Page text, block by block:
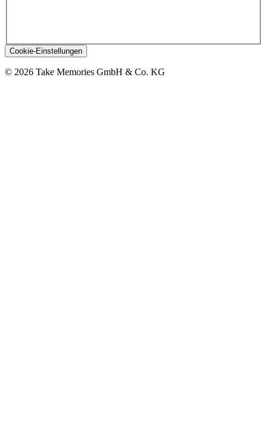
Cookie-Einstellungen
© 2026 Take Memories GmbH & Co. KG